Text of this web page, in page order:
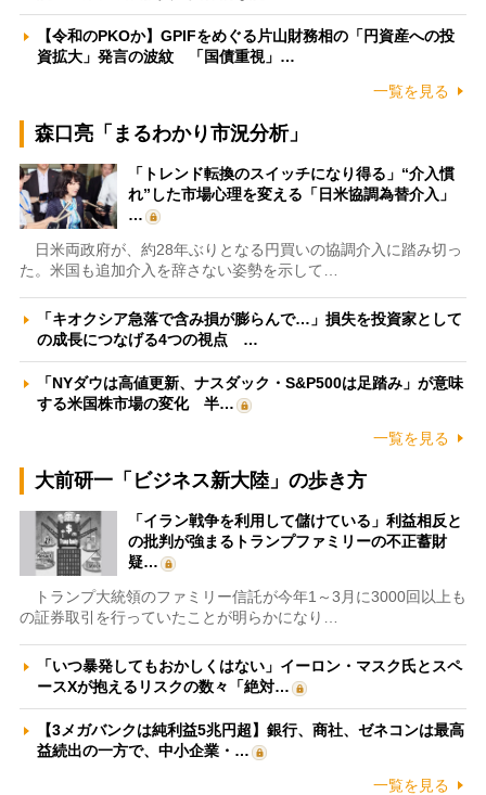
【令和のPKOか】GPIFをめぐる片山財務相の「円資産への投
資拡大」発言の波紋 「国債重視」…
一覧を見る
森口亮「まるわかり市況分析」
「トレンド転換のスイッチになり得る」“介入慣
れ”した市場心理を変える「日米協調為替介入」
…
日米両政府が、約28年ぶりとなる円買いの協調介入に踏み切っ
た。米国も追加介入を辞さない姿勢を示して…
「キオクシア急落で含み損が膨らんで…」損失を投資家として
の成長につなげる4つの視点 …
「NYダウは高値更新、ナスダック・S&P500は足踏み」が意味
する米国株市場の変化 半…
一覧を見る
大前研一「ビジネス新大陸」の歩き方
「イラン戦争を利用して儲けている」利益相反と
の批判が強まるトランプファミリーの不正蓄財
疑…
トランプ大統領のファミリー信託が今年1～3月に3000回以上も
の証券取引を行っていたことが明らかになり…
「いつ暴発してもおかしくはない」イーロン・マスク氏とスペ
ースXが抱えるリスクの数々「絶対…
【3メガバンクは純利益5兆円超】銀行、商社、ゼネコンは最高
益続出の一方で、中小企業・…
一覧を見る